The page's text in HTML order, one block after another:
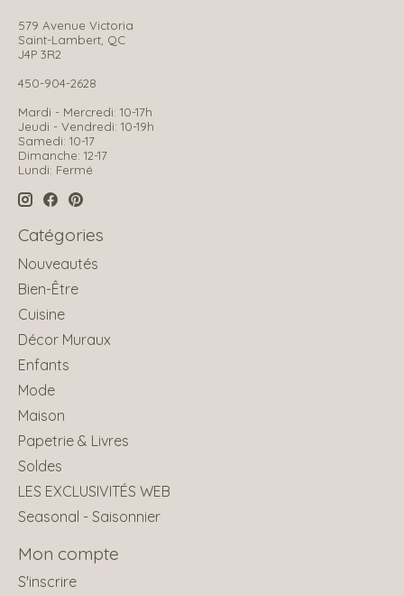
579 Avenue Victoria
Saint-Lambert, QC
J4P 3R2
450-904-2628
Mardi - Mercredi: 10-17h
Jeudi - Vendredi: 10-19h
Samedi: 10-17
Dimanche: 12-17
Lundi: Fermé
Catégories
Nouveautés
Bien-Être
Cuisine
Décor Muraux
Enfants
Mode
Maison
Papetrie & Livres
Soldes
LES EXCLUSIVITÉS WEB
Seasonal - Saisonnier
Mon compte
S'inscrire